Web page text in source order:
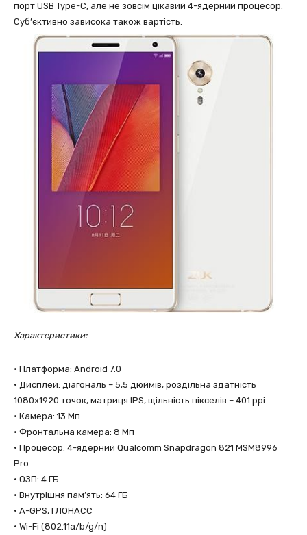
порт USB Type-C, але не зовсім цікавий 4-ядерний процесор.
Суб’єктивно зависока також вартість.
Характеристики:
• Платформа: Android 7.0
• Дисплей: діагональ – 5,5 дюймів, роздiльна здатнiсть
1080х1920 точок, матриця IPS, щільність пікселів – 401 ppi
• Камера: 13 Мп
• Фронтальна камера: 8 Мп
• Процесор: 4-ядерний Qualcomm Snapdragon 821 MSM8996
Pro
• ОЗП: 4 ГБ
• Внутрішня пам’ять: 64 ГБ
• A-GPS, ГЛОНАСС
• Wi-Fi (802.11a/b/g/n)